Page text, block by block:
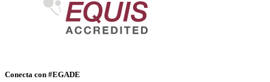
Conecta con #EGADE